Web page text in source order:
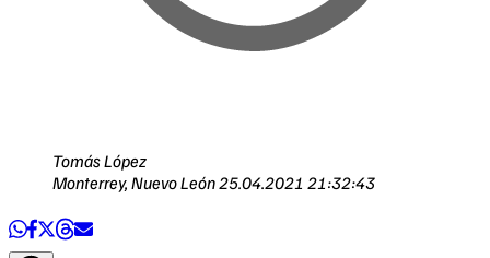
Tomás López
Monterrey, Nuevo León25.04.2021 21:32:43